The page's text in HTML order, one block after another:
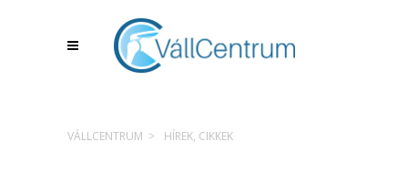
VÁLLCENTRUM > HÍREK, CIKKEK